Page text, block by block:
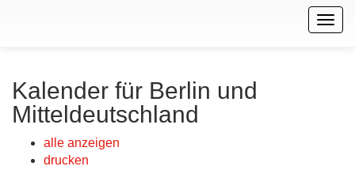
Kalender für Berlin und
Mitteldeutschland
alle anzeigen
drucken